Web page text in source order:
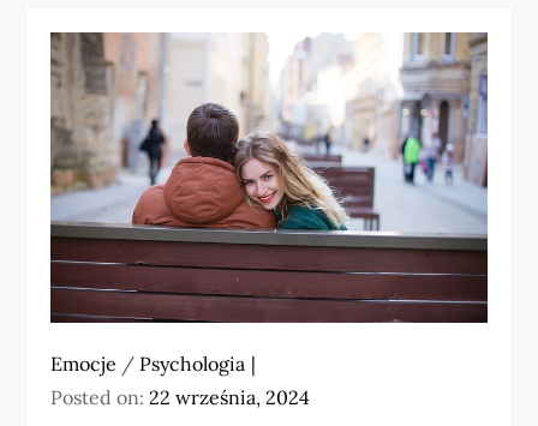
Emocje / Psychologia
Posted on:22 września, 2024